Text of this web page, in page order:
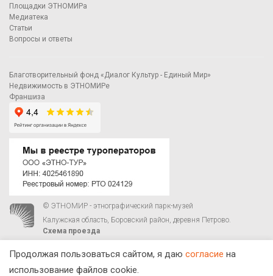
Площадки ЭТНОМИРа
Медиатека
Статьи
Вопросы и ответы
Благотворительный фонд «Диалог Культур - Единый Мир»
Недвижимость в ЭТНОМИРе
Франшиза
© ЭТНОМИР - этнографический парк-музей
Калужская область, Боровский район, деревня Петрово.
Схема проезда
Продолжая пользоваться сайтом, я даю согласие на
использование файлов cookie.